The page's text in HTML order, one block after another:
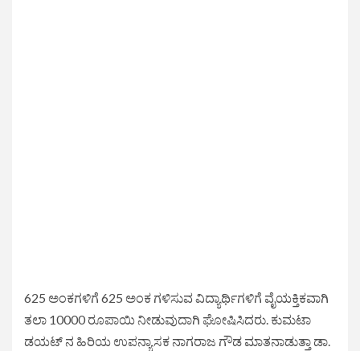
625 ಅಂಕಗಳಿಗೆ 625 ಅಂಕ ಗಳಿಸುವ ವಿದ್ಯಾರ್ಥಿಗಳಿಗೆ ವೈಯಕ್ತಿಕವಾಗಿ
ತಲಾ 10000 ರೂಪಾಯಿ ನೀಡುವುದಾಗಿ ಘೋಷಿಸಿದರು. ಕುಮಟಾ
ಡಯಟ್ ನ ಹಿರಿಯ ಉಪನ್ಯಾಸಕ ನಾಗರಾಜ ಗೌಡ ಮಾತನಾಡುತ್ತಾ ಡಾ.